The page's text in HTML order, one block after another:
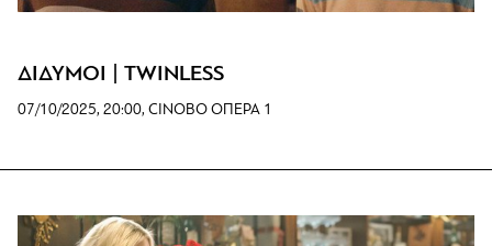
ΔΙΔΥΜΟΙ | TWINLESS
07/10/2025, 20:00, CINOBO ΟΠΕΡΑ 1